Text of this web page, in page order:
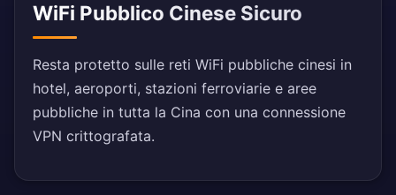
WiFi Pubblico Cinese Sicuro
Resta protetto sulle reti WiFi pubbliche cinesi in
hotel, aeroporti, stazioni ferroviarie e aree
pubbliche in tutta la Cina con una connessione
VPN crittografata.